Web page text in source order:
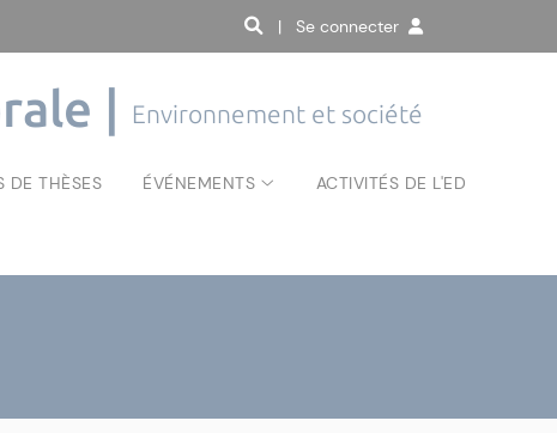
| Se connecter
| Environnement et société
DE THÈSES ÉVÉNEMENTS ACTIVITÉS DE L'ED